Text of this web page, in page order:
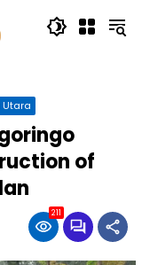
Utara
of
211